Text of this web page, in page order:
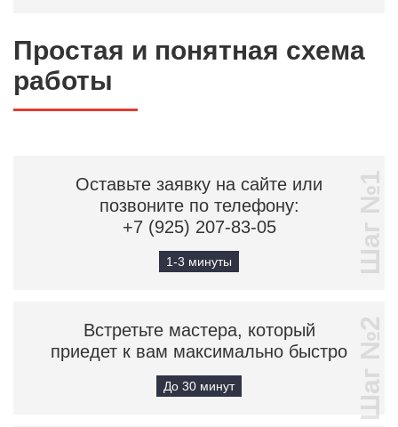
Простая и понятная схема
работы
Оставьте заявку на сайте или
позвоните по телефону:
+7 (925) 207-83-05
1-3 минуты Шаг №1
Встретьте мастера, который
приедет к вам максимально быстро
До 30 минут Шаг №2